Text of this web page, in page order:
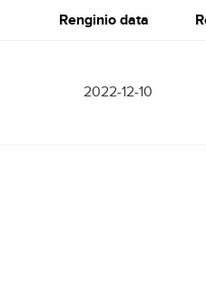
Renginio data
2022-12-10